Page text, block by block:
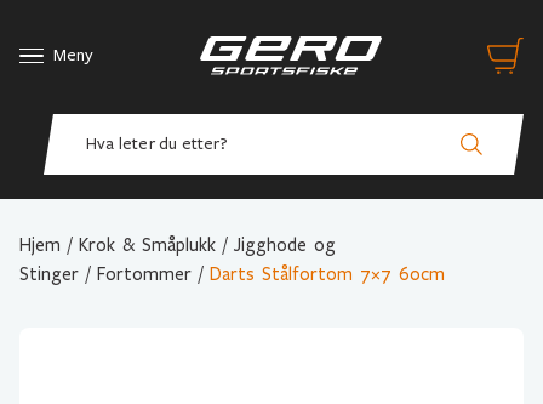
Meny
Hjem / Krok & Småplukk / Jigghode og
Stinger / Fortommer / Darts Stålfortom 7×7 60cm